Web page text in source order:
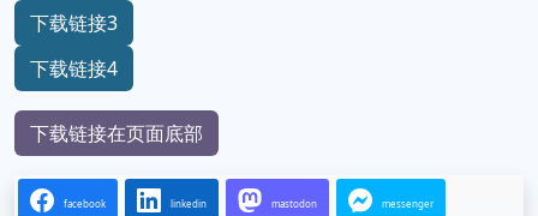
下载链接3
下载链接4
下载链接在页面底部
facebook linkedin mastodon messenger